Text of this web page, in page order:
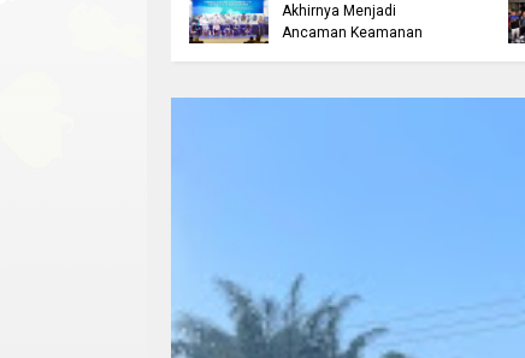
Akhirnya Menjadi
Ancaman Keamanan